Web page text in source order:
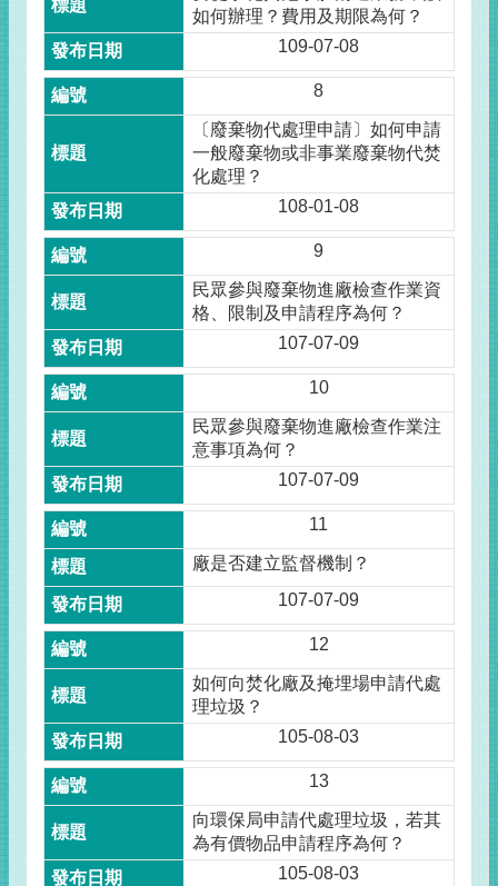
如何辦理？費用及期限為何？
109-07-08
8
〔廢棄物代處理申請〕如何申請
一般廢棄物或非事業廢棄物代焚
化處理？
108-01-08
9
民眾參與廢棄物進廠檢查作業資
格、限制及申請程序為何？
107-07-09
10
民眾參與廢棄物進廠檢查作業注
意事項為何？
107-07-09
11
廠是否建立監督機制？
107-07-09
12
如何向焚化廠及掩埋場申請代處
理垃圾？
105-08-03
13
向環保局申請代處理垃圾，若其
為有價物品申請程序為何？
105-08-03